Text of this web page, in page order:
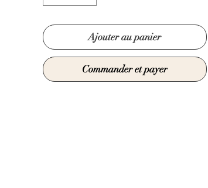
Ajouter au panier
Commander et payer